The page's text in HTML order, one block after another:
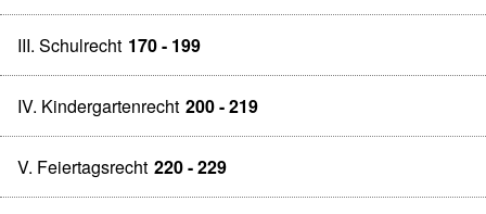
III. Schulrecht 170 - 199
IV. Kindergartenrecht 200 - 219
V. Feiertagsrecht 220 - 229